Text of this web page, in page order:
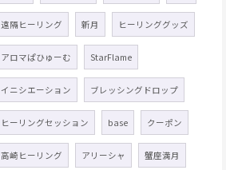
遠隔ヒーリング 新月 ヒーリンググッズ
アロマぱひゅーむ StarFlame
イニシエーション ブレッシングドロップ
ヒーリングセッション base クーポン
高崎ヒーリング アリーシャ 蟹座満月